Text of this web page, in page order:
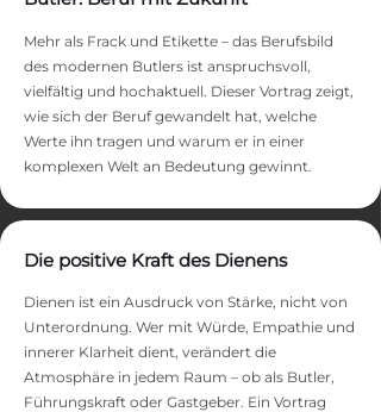
Mehr als Frack und Etikette – das Berufsbild
des modernen Butlers ist anspruchsvoll,
vielfältig und hochaktuell. Dieser Vortrag zeigt,
wie sich der Beruf gewandelt hat, welche
Werte ihn tragen und warum er in einer
komplexen Welt an Bedeutung gewinnt.
Die positive Kraft des Dienens
Dienen ist ein Ausdruck von Stärke, nicht von
Unterordnung. Wer mit Würde, Empathie und
innerer Klarheit dient, verändert die
Atmosphäre in jedem Raum – ob als Butler,
Führungskraft oder Gastgeber. Ein Vortrag